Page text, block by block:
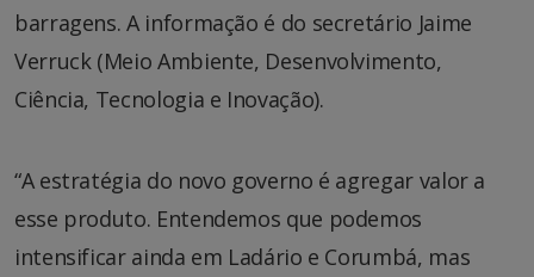
barragens. A informação é do secretário Jaime
Verruck (Meio Ambiente, Desenvolvimento,
Ciência, Tecnologia e Inovação).
“A estratégia do novo governo é agregar valor a
esse produto. Entendemos que podemos
intensificar ainda em Ladário e Corumbá, mas